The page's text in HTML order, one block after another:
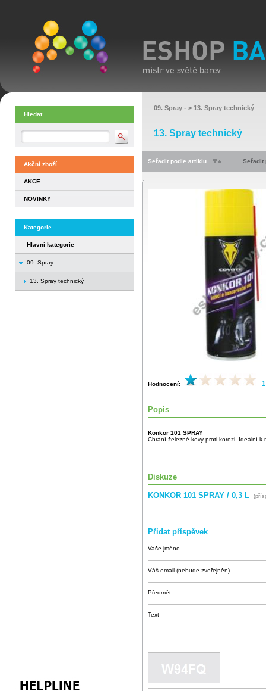
Hledat
Akční zboží
AKCE
NOVINKY
Kategorie
Hlavní kategorie
09. Spray
13. Spray technický
09. Spray - > 13. Spray technický
13. Spray technický
Seřadit podle artiklu Seřadit
Hodnocení:
Popis
Konkor 101 SPRAY
Chrání železné kovy proti korozi. Ideální k
Diskuze
KONKOR 101 SPRAY / 0,3 L
Přidat příspěvek
Vaše jméno
Váš email (nebude zveřejněn)
Předmět
Text